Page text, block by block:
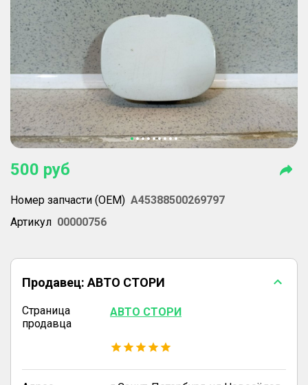
500 руб
Номер запчасти (OEM) A45388500269797
Артикул 00000756
Продавец: АВТО СТОРИ
Страница
продавца
АВТО СТОРИ